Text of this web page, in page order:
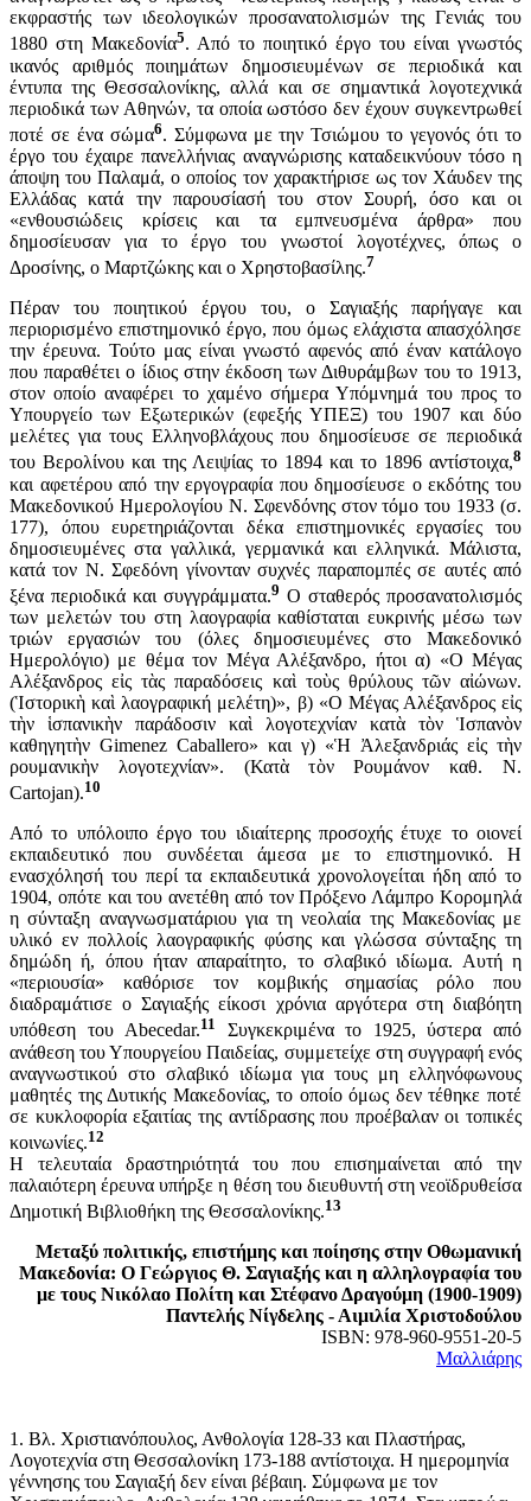
εκφραστής των ιδεολογικών προσανατολισμών της Γενιάς του
1880 στη Μακεδονία5. Από το ποιητικό έργο του είναι γνωστός
ικανός αριθμός ποιημάτων δημοσιευμένων σε περιοδικά και
έντυπα της Θεσσαλονίκης, αλλά και σε σημαντικά λογοτεχνικά
περιοδικά των Αθηνών, τα οποία ωστόσο δεν έχουν συγκεντρωθεί
ποτέ σε ένα σώμα6. Σύμφωνα με την Τσιώμου το γεγονός ότι το
έργο του έχαιρε πανελλήνιας αναγνώρισης καταδεικνύουν τόσο η
άποψη του Παλαμά, ο οποίος τον χαρακτήρισε ως τον Χάυδεν της
Ελλάδας κατά την παρουσίασή του στον Σουρή, όσο και οι
«ενθουσιώδεις κρίσεις και τα εμπνευσμένα άρθρα» που
δημοσίευσαν για το έργο του γνωστοί λογοτέχνες, όπως ο
Δροσίνης, ο Μαρτζώκης και ο Χρηστοβασίλης.7
Πέραν του ποιητικού έργου του, ο Σαγιαξής παρήγαγε και
περιορισμένο επιστημονικό έργο, που όμως ελάχιστα απασχόλησε
την έρευνα. Τούτο μας είναι γνωστό αφενός από έναν κατάλογο
που παραθέτει ο ίδιος στην έκδοση των Διθυράμβων του το 1913,
στον οποίο αναφέρει το χαμένο σήμερα Υπόμνημά του προς το
Υπουργείο των Εξωτερικών (εφεξής ΥΠΕΞ) του 1907 και δύο
μελέτες για τους Ελληνοβλάχους που δημοσίευσε σε περιοδικά
του Βερολίνου και της Λειψίας το 1894 και το 1896 αντίστοιχα,8
και αφετέρου από την εργογραφία που δημοσίευσε ο εκδότης του
Μακεδονικού Ημερολογίου Ν. Σφενδόνης στον τόμο του 1933 (σ.
177), όπου ευρετηριάζονται δέκα επιστημονικές εργασίες του
δημοσιευμένες στα γαλλικά, γερμανικά και ελληνικά. Μάλιστα,
κατά τον Ν. Σφεδόνη γίνονταν συχνές παραπομπές σε αυτές από
ξένα περιοδικά και συγγράμματα.9 Ο σταθερός προσανατολισμός
των μελετών του στη λαογραφία καθίσταται ευκρινής μέσω των
τριών εργασιών του (όλες δημοσιευμένες στο Μακεδονικό
Ημερολόγιο) με θέμα τον Μέγα Αλέξανδρο, ήτοι α) «Ο Μέγας
Αλέξανδρος εἰς τὰς παραδόσεις καὶ τοὺς θρύλους τῶν αἰώνων.
(Ἱστορικὴ καὶ λαογραφική μελέτη)», β) «Ο Μέγας Αλέξανδρος εἰς
τὴν ἱσπανικὴν παράδοσιν καὶ λογοτεχνίαν κατὰ τὸν Ἱσπανὸν
καθηγητὴν Gimenez Caballero» και γ) «Ἡ Ἀλεξανδριάς εἰς τὴν
ρουμανικὴν λογοτεχνίαν». (Κατὰ τὸν Ρουμάνον καθ. N.
Cartojan).10
Από το υπόλοιπο έργο του ιδιαίτερης προσοχής έτυχε το οιονεί
εκπαιδευτικό που συνδέεται άμεσα με το επιστημονικό. Η
ενασχόλησή του περί τα εκπαιδευτικά χρονολογείται ήδη από το
1904, οπότε και του ανετέθη από τον Πρόξενο Λάμπρο Κορομηλά
η σύνταξη αναγνωσματάριου για τη νεολαία της Μακεδονίας με
υλικό εν πολλοίς λαογραφικής φύσης και γλώσσα σύνταξης τη
δημώδη ή, όπου ήταν απαραίτητο, το σλαβικό ιδίωμα. Αυτή η
«περιουσία» καθόρισε τον κομβικής σημασίας ρόλο που
διαδραμάτισε ο Σαγιαξής είκοσι χρόνια αργότερα στη διαβόητη
υπόθεση του Abecedar.11
Συγκεκριμένα το 1925, ύστερα από
ανάθεση του Υπουργείου Παιδείας, συμμετείχε στη συγγραφή ενός
αναγνωστικού στο σλαβικό ιδίωμα για τους μη ελληνόφωνους
μαθητές της Δυτικής Μακεδονίας, το οποίο όμως δεν τέθηκε ποτέ
σε κυκλοφορία εξαιτίας της αντίδρασης που προέβαλαν οι τοπικές
κοινωνίες.12
Η τελευταία δραστηριότητά του που επισημαίνεται από την
παλαιότερη έρευνα υπήρξε η θέση του διευθυντή στη νεοϊδρυθείσα
Δημοτική Βιβλιοθήκη της Θεσσαλονίκης.13
Μεταξύ πολιτικής, επιστήμης και ποίησης στην Οθωμανική
Μακεδονία: Ο Γεώργιος Θ. Σαγιαξής και η αλληλογραφία του
με τους Νικόλαο Πολίτη και Στέφανο Δραγούμη (1900-1909)
Παντελής Νίγδελης - Αιμιλία Χριστοδούλου
ISBN: 978-960-9551-20-5
Μαλλιάρης
1. Βλ. Χριστιανόπουλος, Ανθολογία 128-33 και Πλαστήρας,
Λογοτεχνία στη Θεσσαλονίκη 173-188 αντίστοιχα. Η ημερομηνία
γέννησης του Σαγιαξή δεν είναι βέβαιη. Σύμφωνα με τον